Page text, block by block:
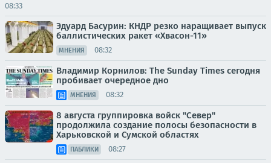
08:33
Эдуард Басурин: КНДР резко наращивает выпуск
баллистических ракет «Хвасон-11»
МНЕНИЯ 08:32
Владимир Корнилов: The Sunday Times сегодня
пробивает очередное дно
МНЕНИЯ 08:32
8 августа группировка войск "Север"
продолжила создание полосы безопасности в
Харьковской и Сумской областях
ПАБЛИКИ 08:27